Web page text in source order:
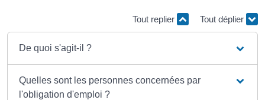
Tout replier Tout déplier
De quoi s'agit-il ?
Quelles sont les personnes concernées par
l'obligation d'emploi ?